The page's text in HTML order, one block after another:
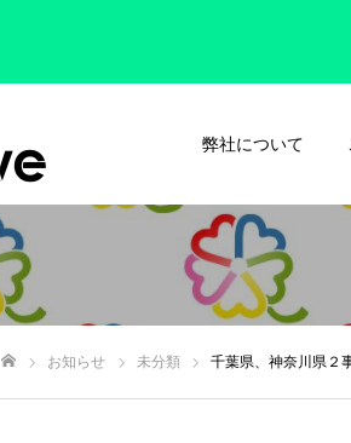
弊社について
お知らせ 未分類 千葉県、神奈川県２